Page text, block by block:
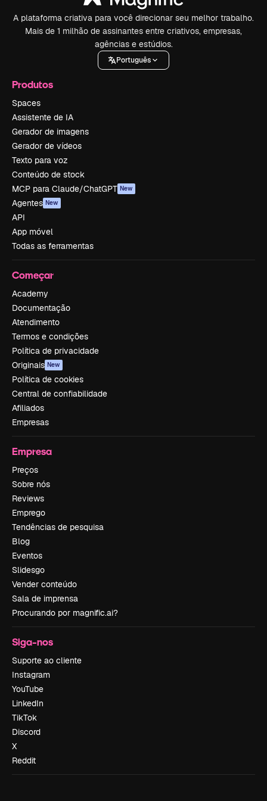
A plataforma criativa para você direcionar seu melhor trabalho.
Mais de 1 milhão de assinantes entre criativos, empresas,
agências e estúdios.
Português
Produtos
Spaces
Assistente de IA
Gerador de imagens
Gerador de vídeos
Texto para voz
Conteúdo de stock
MCP para Claude/ChatGPT New
Agentes New
API
App móvel
Todas as ferramentas
Começar
Academy
Documentação
Atendimento
Termos e condições
Política de privacidade
Originais New
Política de cookies
Central de confiabilidade
Afiliados
Empresas
Empresa
Preços
Sobre nós
Reviews
Emprego
Tendências de pesquisa
Blog
Eventos
Slidesgo
Vender conteúdo
Sala de imprensa
Procurando por magnific.ai?
Siga-nos
Suporte ao cliente
Instagram
YouTube
LinkedIn
TikTok
Discord
X
Reddit